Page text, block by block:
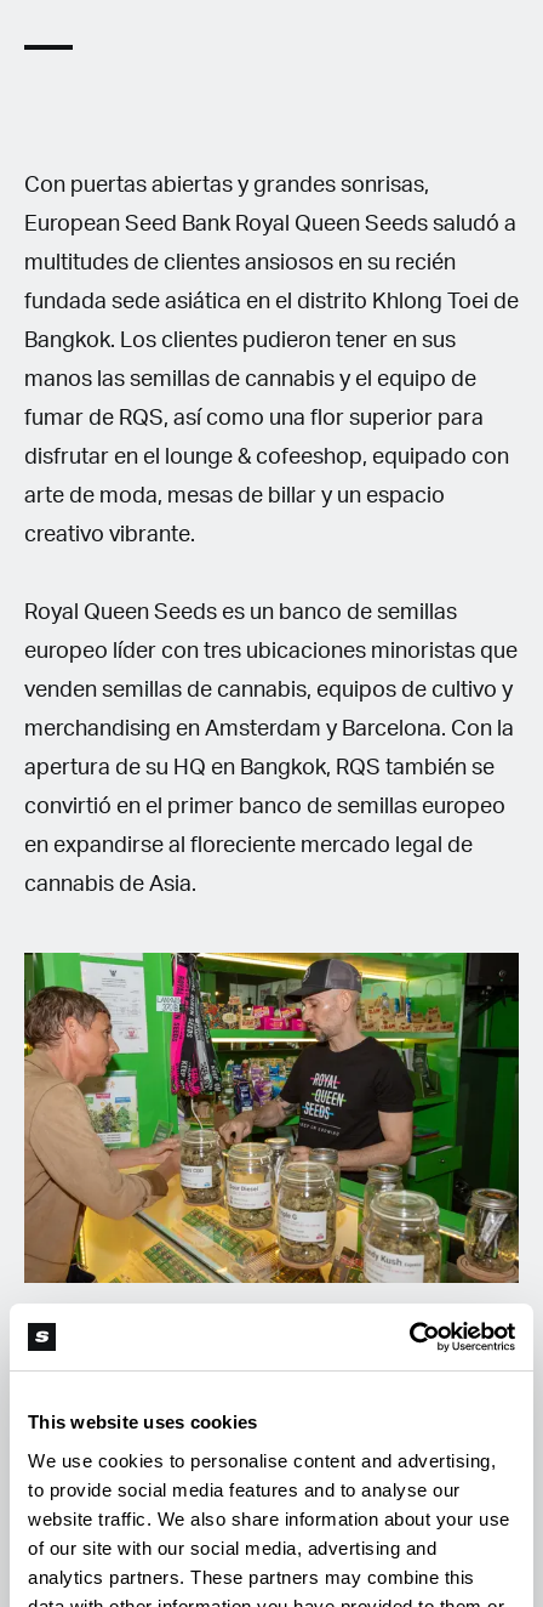
This website uses cookies
We use cookies to personalise content and advertising,
to provide social media features and to analyse our
website traffic. We also share information about your use
of our site with our social media, advertising and
analytics partners. These partners may combine this
Con puertas abiertas y grandes sonrisas,
European Seed Bank Royal Queen Seeds saludó a
multitudes de clientes ansiosos en su recién
fundada sede asiática en el distrito Khlong Toei de
Bangkok. Los clientes pudieron tener en sus
manos las semillas de cannabis y el equipo de
fumar de RQS, así como una flor superior para
disfrutar en el lounge & cofeeshop, equipado con
arte de moda, mesas de billar y un espacio
creativo vibrante.
Royal Queen Seeds es un banco de semillas
europeo líder con tres ubicaciones minoristas que
venden semillas de cannabis, equipos de cultivo y
merchandising en Amsterdam y Barcelona. Con la
apertura de su HQ en Bangkok, RQS también se
convirtió en el primer banco de semillas europeo
en expandirse al floreciente mercado legal de
cannabis de Asia.
La nueva ubicación en el distrito Khlong Toei de
pisos y cuenta con una gran tienda minorista con
exhibiciones brillantes que promueven las más de
90 cepas de cannabis de RQS. La tienda también
vende flores de cannabis de primer nivel que los
clientes pueden disfrutar en el cofeeshop de